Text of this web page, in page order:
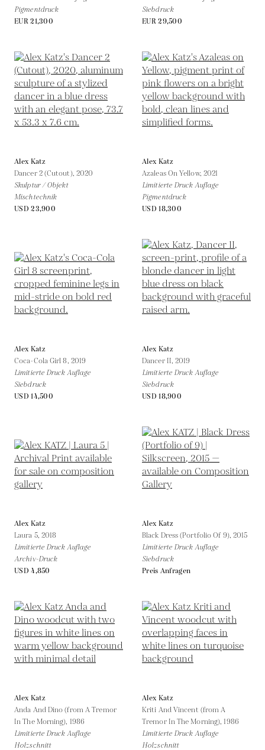
Pigmentdruck
EUR 21,300
Siebdruck
EUR 29,500
Alex Katz
Dancer 2 (Cutout), 2020
Skulptur / Objekt
Mischtechnik
USD 23,900
Alex Katz
Azaleas On Yellow, 2021
Limitierte Druck Auflage
Pigmentdruck
USD 18,300
Alex Katz
Coca-Cola Girl 8, 2019
Limitierte Druck Auflage
Siebdruck
USD 14,500
Alex Katz
Dancer II,2019
Limitierte Druck Auflage
Siebdruck
USD 18,900
Alex Katz
Laura 5, 2018
Limitierte Druck Auflage
Archiv-Druck
USD 4,850
Alex Katz
Black Dress (Portfolio Of 9),2015
Limitierte Druck Auflage
Siebdruck
Preis Anfragen
Alex Katz
Anda And Dino (from A Tremor
In The Morning), 1986
Limitierte Druck Auflage
Holzschnitt
Alex Katz
Kriti And Vincent (from A
Tremor In The Morning),1986
Limitierte Druck Auflage
Holzschnitt